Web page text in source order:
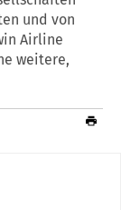
und von
Airline
weitere,